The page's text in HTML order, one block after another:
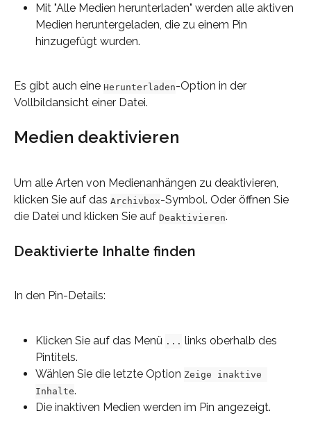
Mit "Alle Medien herunterladen" werden alle aktiven
Medien heruntergeladen, die zu einem Pin
hinzugefügt wurden.
Es gibt auch eine Herunterladen-Option in der
Vollbildansicht einer Datei.
Medien deaktivieren
Um alle Arten von Medienanhängen zu deaktivieren,
klicken Sie auf das Archivbox-Symbol. Oder öffnen Sie
die Datei und klicken Sie auf Deaktivieren.
Deaktivierte Inhalte finden
In den Pin-Details:
Klicken Sie auf das Menü ... links oberhalb des
Pintitels.
Wählen Sie die letzte Option Zeige inaktive
Inhalte.
Die inaktiven Medien werden im Pin angezeigt.